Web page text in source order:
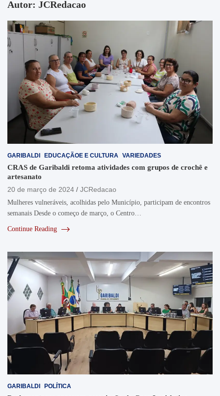
Autor: JCRedacao
GARIBALDI EDUCAÇÃOE E CULTURA VARIEDADES
CRAS de Garibaldi retoma atividades com grupos de crochê e
artesanato
20 de março de 2024
JCRedacao
Mulheres vulneráveis, acolhidas pelo Município, participam de encontros
semanais Desde o começo de março, o Centro…
Continue Reading
GARIBALDI POLÍTICA